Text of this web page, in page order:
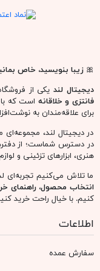
🎀زیبا بنویسید، خاص
دیجیتال لند یکی از
فانتزی و خلاقانه است که
برای علاقه‌مندان به
در دیجیتال لند،
در دسترس شماست؛ از
هنری، ابزارهای تزئینی و
ما تلاش می‌کنیم تجربه‌ای
انتخاب محصول، راهنمای
کنیم. با خیال راحت خرید
اطلاعات
سفارش عمده